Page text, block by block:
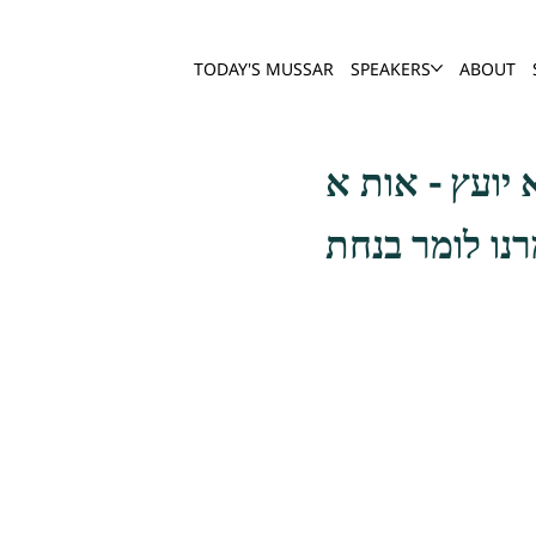
TODAY'S MUSSAR SPEAKERS ABOUT
לומר בנחת